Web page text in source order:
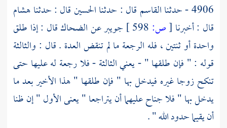
4906 - حدثنا
القاسم قال : حدثناالحسينقال : حدثناهشام
قال : أخبرنا [ص: جويبرعنالضحاكقال : إذا طلق
واحدة أو ثنتين ، فله الرجعة ما لم تنقض العدة . قال : والثالثة
قوله : " فإن طلقها " - يعني الثالثة - فلا رجعة له عليها حتى
تنكح زوجا غيره فيدخل بها " فإن طلقها " هذا الأخير بعد ما
يدخل بها " فلا جناح عليهما أن يتراجعا " يعنى الأول " إن ظنا
أن يقيما حدود الله " .